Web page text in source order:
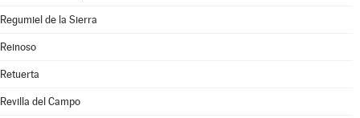
Regumiel de la Sierra
Reinoso
Retuerta
Revilla del Campo